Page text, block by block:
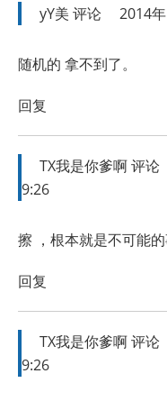
yY美 评论 2014
随机的 拿不到了。
回复
TX我是你爹啊评论
9:26
擦 ，根本就是不可能
回复
TX我是你爹啊评论
9:26